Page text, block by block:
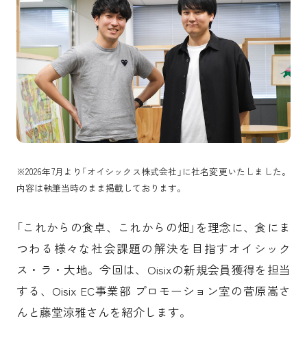
TAG
動画記事 Oisix
マーケティング
新規事業開発
持続可能な社会へ
社内制度
商品開発
U30 新卒採用
※2026年7月より「オイシックス株式会社」に社名変更いたしました。
内容は執筆当時のまま掲載しております。
「これからの食卓、これからの畑」を理念に、食にま
つわる様々な社会課題の解決を目指すオイシック
ス・ラ・大地。今回は、Oisixの新規会員獲得を担当
する、Oisix EC事業部 プロモーション室の菅原嵩さ
んと藤堂涼雅さんを紹介します。